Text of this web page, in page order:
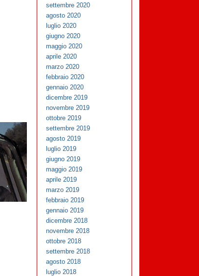
settembre 2020
agosto 2020
luglio 2020
giugno 2020
maggio 2020
aprile 2020
marzo 2020
febbraio 2020
gennaio 2020
dicembre 2019
novembre 2019
ottobre 2019
settembre 2019
agosto 2019
luglio 2019
giugno 2019
maggio 2019
aprile 2019
marzo 2019
febbraio 2019
gennaio 2019
dicembre 2018
novembre 2018
ottobre 2018
settembre 2018
agosto 2018
luglio 2018